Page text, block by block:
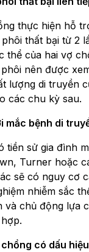
thực hiện hỗ
thất bại từ 2
thể của hai vợ
nên được
lượng di truyền
các chu kỳ sau.
mắc bệnh di
tiền sử gia đình
Turner hoặc
sẽ có nguy cơ
nhiễm sắc
và chủ động lựa
có dấu